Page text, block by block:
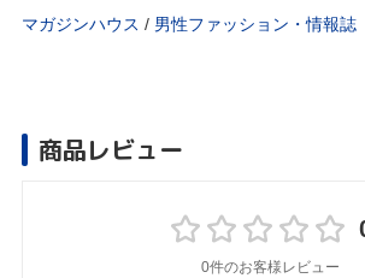
マガジンハウス / 男性ファッション・情報誌
商品レビュー
0件のお客様レビュー